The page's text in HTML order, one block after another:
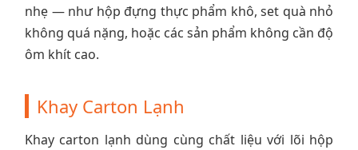
nhẹ — như hộp đựng thực phẩm khô, set quà nhỏ
không quá nặng, hoặc các sản phẩm không cần độ
ôm khít cao.
Khay Carton Lạnh
Khay carton lạnh dùng cùng chất liệu với lõi hộp